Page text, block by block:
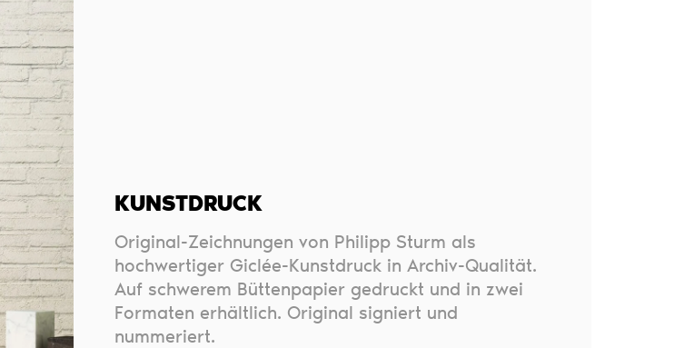
KUNSTDRUCK
Original-Zeichnungen von Philipp Sturm als
hochwertiger Giclée-Kunstdruck in Archiv-Qualität.
Auf schwerem Büttenpapier gedruckt und in zwei
Formaten erhältlich. Original signiert und
nummeriert.